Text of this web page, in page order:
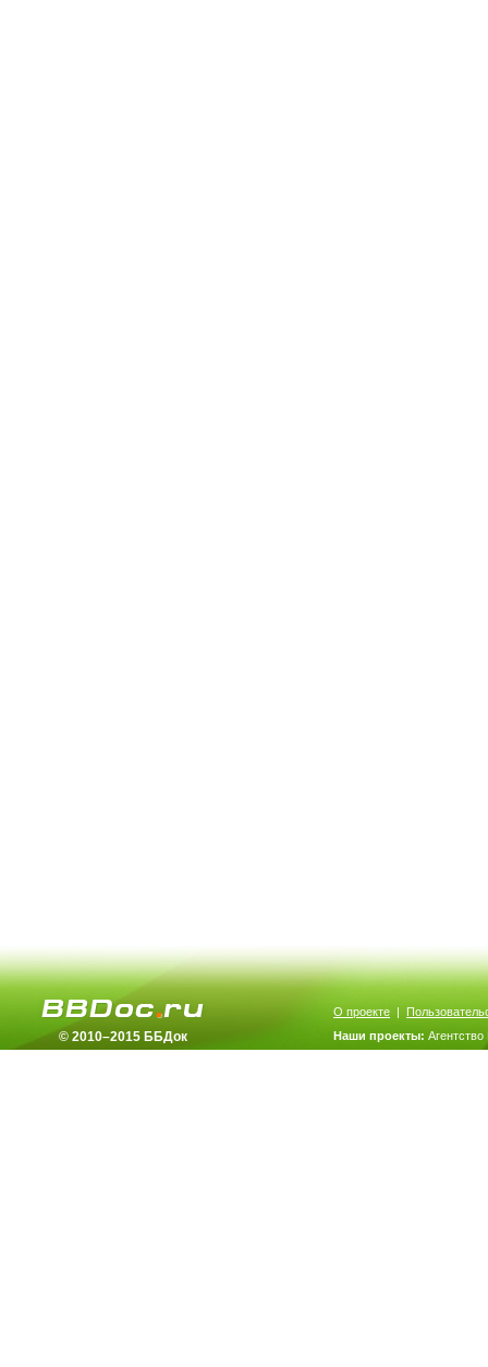
© 2010–2015 ББДок
О проекте |
Наши проекты: